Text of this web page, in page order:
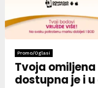
Promo/Oglasi
Tvoja
dostupna je i